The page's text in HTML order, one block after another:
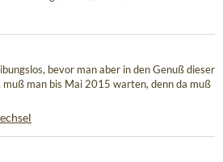
bevor man aber in den Genuß dieser
man bis Mai 2015 warten, denn da muß